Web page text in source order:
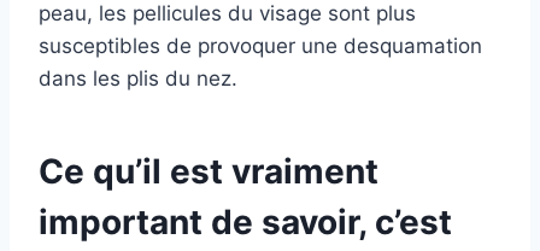
peau, les pellicules du visage sont plus
susceptibles de provoquer une desquamation
dans les plis du nez.
Ce qu’il est vraiment
important de savoir, c’est